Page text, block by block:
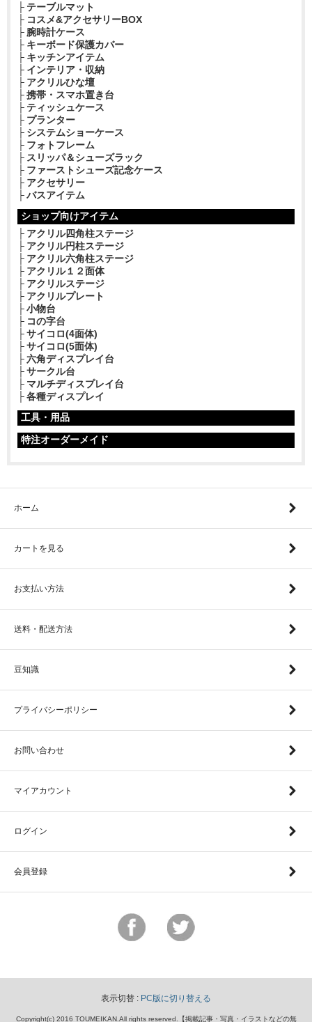
テーブルマット
コスメ&アクセサリーBOX
腕時計ケース
キーボード保護カバー
キッチンアイテム
インテリア・収納
アクリルひな壇
携帯・スマホ置き台
ティッシュケース
プランター
システムショーケース
フォトフレーム
スリッパ＆シューズラック
ファーストシューズ記念ケース
アクセサリー
バスアイテム
ショップ向けアイテム
アクリル四角柱ステージ
アクリル円柱ステージ
アクリル六角柱ステージ
アクリル１２面体
アクリルステージ
アクリルプレート
小物台
コの字台
サイコロ(4面体)
サイコロ(5面体)
六角ディスプレイ台
サークル台
マルチディスプレイ台
各種ディスプレイ
工具・用品
特注オーダーメイド
ホーム
カートを見る
お支払い方法
送料・配送方法
豆知識
プライバシーポリシー
お問い合わせ
マイアカウント
ログイン
会員登録
表示切替 : PC版に切り替える
Copyright(c) 2016 TOUMEIKAN.All rights reserved.【掲載記事・写真・イラストなどの無